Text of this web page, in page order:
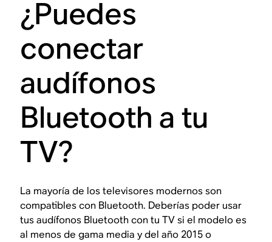
¿Puedes
conectar
audífonos
Bluetooth a tu
TV?
La mayoría de los televisores modernos son
compatibles con Bluetooth. Deberías poder usar
tus audífonos Bluetooth con tu TV si el modelo es
al menos de gama media y del año 2015 o